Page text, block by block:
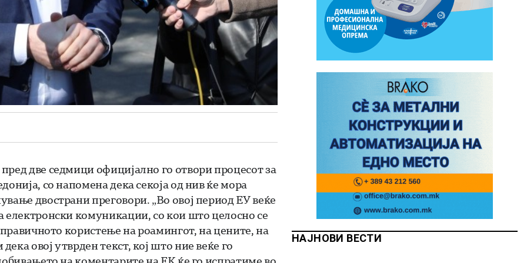
две седмици официјално го отвори процесот за
со напомена дека секоја од нив ќе мора
двострани преговори. „Во овој период ЕУ веќе
комуникации, со кои што целосно се
користење на роамингот, на цените, на
овој утврден текст, кој што ние веќе го
НАЈНОВИ ВЕСТИ